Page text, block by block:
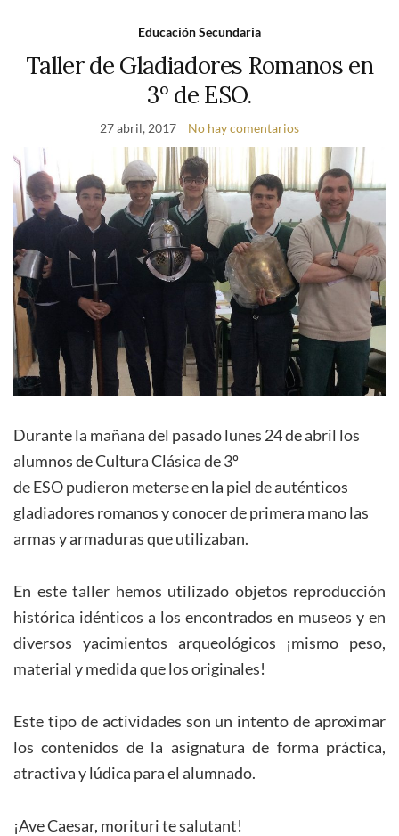
Educación Secundaria
Taller de Gladiadores Romanos en
3º de ESO.
27 abril, 2017 No hay comentarios
Durante la mañana del pasado lunes 24 de abril los
alumnos de Cultura Clásica de 3º
de ESO pudieron meterse en la piel de auténticos
gladiadores romanos y conocer de primera mano las
armas y armaduras que utilizaban.
En este taller hemos utilizado objetos reproducción
histórica idénticos a los encontrados en museos y en
diversos yacimientos arqueológicos ¡mismo peso,
material y medida que los originales!
Este tipo de actividades son un intento de aproximar
los contenidos de la asignatura de forma práctica,
atractiva y lúdica para el alumnado.
¡Ave Caesar, morituri te salutant!